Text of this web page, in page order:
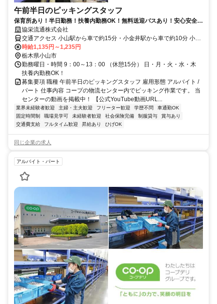
午前半日のピッキングスタッフ
保育所あり！半日勤務！扶養内勤務OK！無料送迎バスあり！安心安全の
コープデリグループ
協栄流通株式会社
交通アクセス 小山駅から車で約15分・小金井駅から車で約10分 小山
駅から無料送迎バスあり！
時給1,135円～1,235円
栃木県小山市
勤務曜日・時間 9：00～13：00 （休憩15分） 日・月・火・水・木
扶養内勤務OK！
募集要項 職種 午前半日のピッキングスタッフ 雇用形態 アルバイト /
パート 仕事内容 コープの物流センター内でピッキング作業です。 当
センターの動画を掲載中！ 【公式YouTube動画URL...
業界未経験者歓迎 主婦・主夫歓迎 フリーター歓迎 学歴不問
車通勤OK
固定時間制
職場見学可 未経験者歓迎 社会保険完備 制服貸与
賞与あり
交通費支給
フルタイム歓迎 昇給あり ひげOK
同じ企業の求人
アルバイト・パート